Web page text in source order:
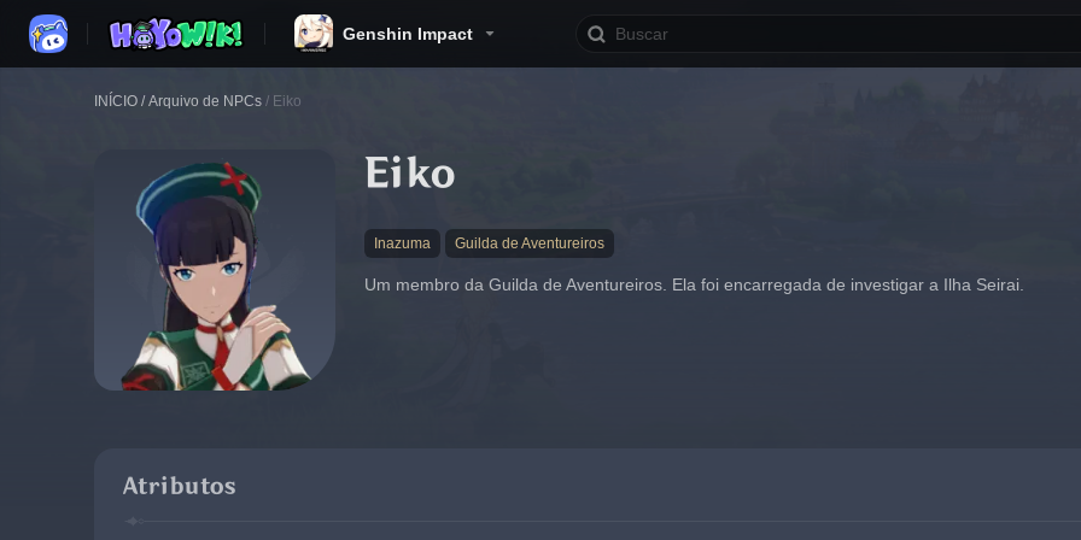
Genshin Impact
INÍCIO / Arquivo de NPCs / Eiko
Eiko
Inazuma Guilda de Aventureiros
Um membro da Guilda de Aventureiros. Ela foi encarregada de investigar a Ilha Seirai.
Atributos